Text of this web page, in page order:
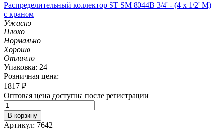
Распределительный коллектор ST SM 8044B 3/4' - (4 x 1/2' M)
с краном
Ужасно
Плохо
Нормально
Хорошо
Отлично
Упаковка: 24
Розничная цена:
1817 ₽
Оптовая цена доступна после регистрации
В корзину
Артикул: 7642